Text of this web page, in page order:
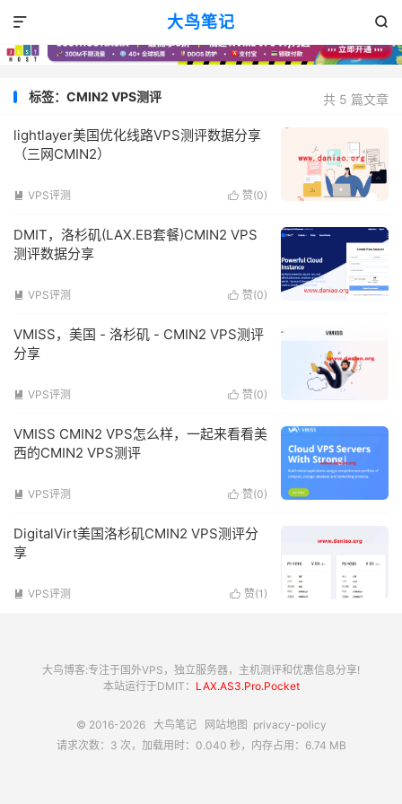
大鸟笔记 

共 5 篇文章
标签：CMIN2 VPS测评
lightlayer美国优化线路VPS测评数据分享
（三网CMIN2）
 赞(0)
 VPS评测
DMIT，洛杉矶(LAX.EB套餐)CMIN2 VPS
测评数据分享
 赞(0)
 VPS评测
VMISS，美国 - 洛杉矶 - CMIN2 VPS测评
分享
 赞(0)
 VPS评测
VMISS CMIN2 VPS怎么样，一起来看看美
西的CMIN2 VPS测评
 赞(0)
 VPS评测
DigitalVirt美国洛杉矶CMIN2 VPS测评分
享
 赞(1 )
 VPS评测
大鸟博客:专注于国外VPS，独立服务器，主机测评和优惠信息分享!
本站运行于DMIT： LAX.AS3.Pro.Pocket
© 2016-2026 大鸟笔记 网站地图 privacy-policy
请求次数：3 次，加载用时：0.040 秒，内存占用：6.74 MB